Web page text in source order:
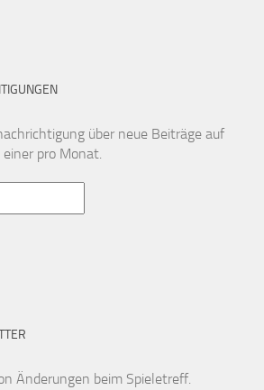
über neue Beiträge auf
pro Monat.
Änderungen beim Spieletreff.